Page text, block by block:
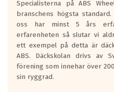
längsta.
Inga D eller G betyg delas ut
personbilar och lätta
Betyget sätts efter ett test
skall bromsa in på en väg
0.5-1.5 mm vatten.
I 80km/h kommer skillnaden
Specialisterna på ABS
branschens högsta
oss har minst 5 års
erfarenheten så slutar vi
ett exempel på detta är
ABS. Däckskolan drivs av
förening som innehar över
sin ryggrad.